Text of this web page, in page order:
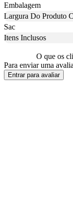
Embalagem
Largura Do Produto
Sac
Itens Inclusos
O que os
Para enviar uma
Entrar para avaliar